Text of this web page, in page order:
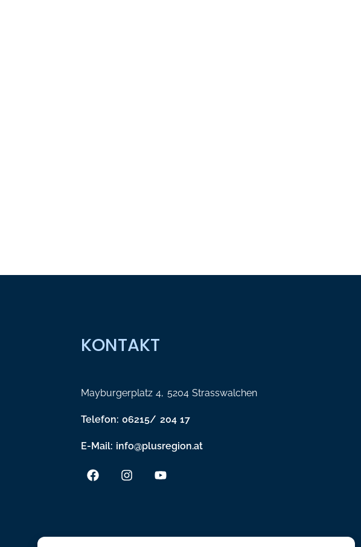
KONTAKT
Mayburgerplatz 4, 5204 Strasswalchen
Telefon: 06215/ 204 17
E-Mail: info@plusregion.at